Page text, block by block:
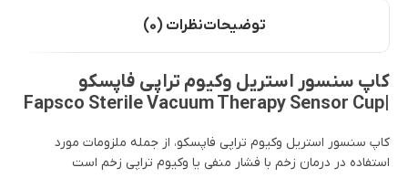
توضیحاتنظرات (0)
کاپ سنسور استریل وکیوم تراپی فاپسکو
کاپ سنسور استریل وکیوم تراپی فاپسکو، از جمله ملزومات مورد
استفاده در درمان زخم با فشار منفی یا وکیوم تراپی زخم است